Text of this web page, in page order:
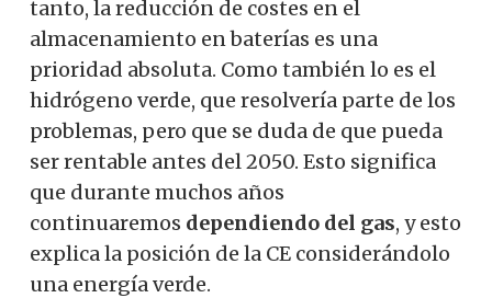
tanto, la reducción de costes en el
almacenamiento en baterías es una
prioridad absoluta. Como también lo es el
hidrógeno verde, que resolvería parte de los
problemas, pero que se duda de que pueda
ser rentable antes del 2050. Esto significa
que durante muchos años
continuaremos dependiendo del gas, y esto
explica la posición de la CE considerándolo
una energía verde.